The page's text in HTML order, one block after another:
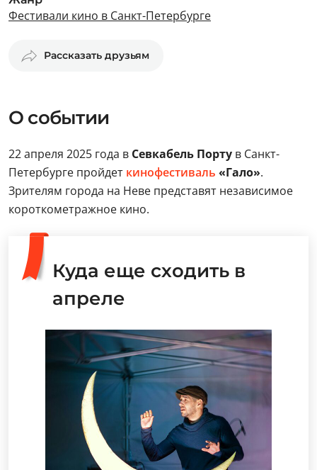
Фестивали кино в Санкт-Петербурге
Рассказать друзьям
О событии
22 апреля 2025 года в Севкабель Порту в Санкт-
Петербурге пройдет кинофестиваль «Гало».
Зрителям города на Неве представят независимое
короткометражное кино.
Куда еще сходить в
апреле